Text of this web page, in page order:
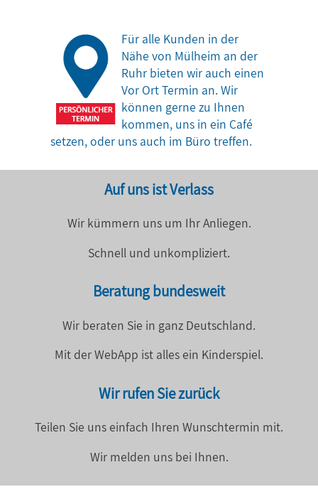
Für alle Kunden in der
Nähe von Mülheim an der
Ruhr bieten wir auch einen
Vor Ort Termin an. Wir
können gerne zu Ihnen
kommen, uns in ein Café
setzen, oder uns auch im Büro treffen.
Auf uns ist Verlass
Wir kümmern uns um Ihr Anliegen.
Schnell und unkompliziert.
Beratung bundesweit
Wir beraten Sie in ganz Deutschland.
Mit der WebApp ist alles ein Kinderspiel.
Wir rufen Sie zurück
Teilen Sie uns einfach Ihren Wunschtermin mit.
Wir melden uns bei Ihnen.